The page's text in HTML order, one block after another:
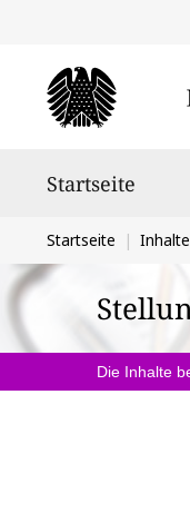
Startseite
Sie
befinden
sich
hier:
Startseite
Die Inhalte